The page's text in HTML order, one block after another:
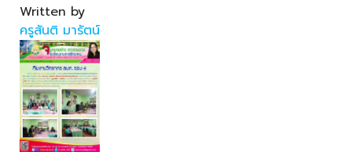
Written by
ครูสันติ มารัตน์